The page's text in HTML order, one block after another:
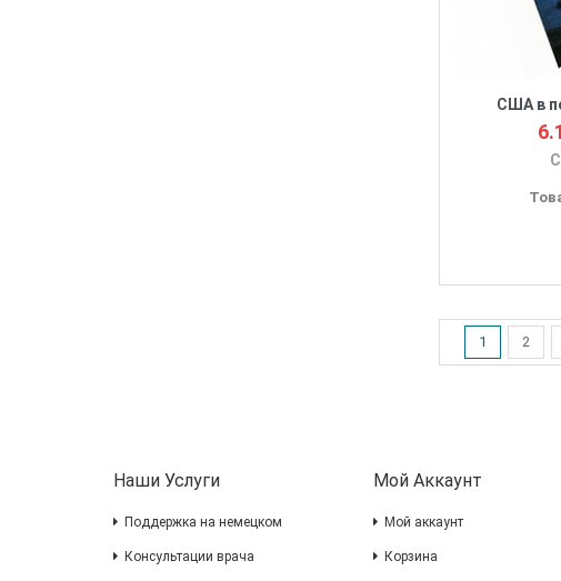
США в
1 2
Наши Услуги
Поддержка на немецком
Консультации врача
Мой Аккаунт
Мой аккаунт
Корзина